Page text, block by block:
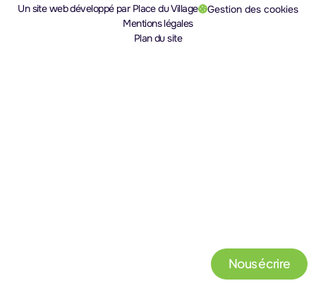
Un site web développé par Place du Village
(nouvel onglet)
Gestion des cookies
Mentions légales
Plan du site
Nous écrire